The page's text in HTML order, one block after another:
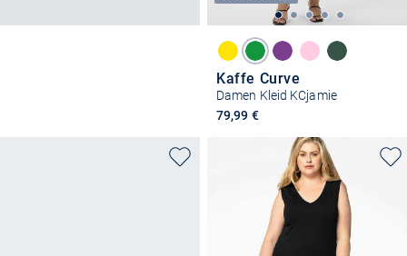
Kaffe Curve
Damen Kleid KCjamie
79,99 €